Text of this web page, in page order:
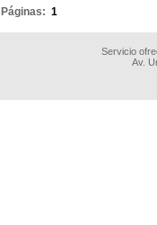
Páginas: 1
Servicio
Av.